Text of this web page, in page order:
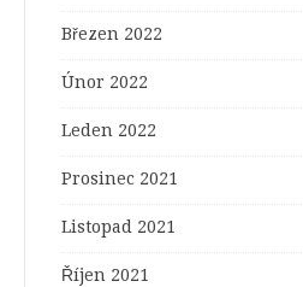
Březen 2022
Únor 2022
Leden 2022
Prosinec 2021
Listopad 2021
Říjen 2021